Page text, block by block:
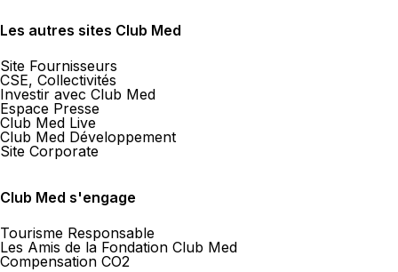
Les autres sites Club Med
Site Fournisseurs
CSE, Collectivités
Investir avec Club Med
Espace Presse
Club Med Live
Club Med Développement
Site Corporate
Club Med s'engage
Tourisme Responsable
Les Amis de la Fondation Club Med
Compensation CO2